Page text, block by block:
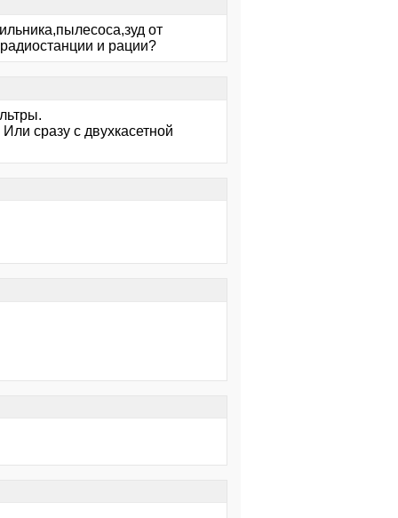
от
и рации?
сразу с двухкасетной